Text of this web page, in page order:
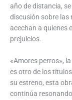
año de distancia,
discusión sobre las
acechan a quienes
prejuicios.
«Amores perros»,
es otro de los
su estreno, esta
continúa